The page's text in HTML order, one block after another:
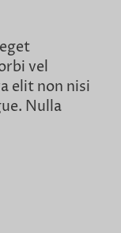
vel
elit non nisi
Nulla